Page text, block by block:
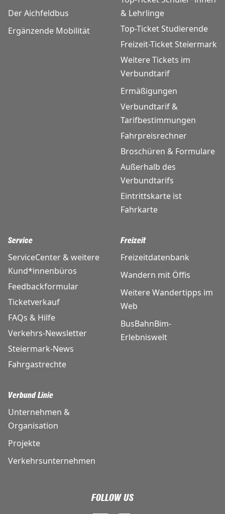
Der Aichfeldbus
Ergänzende Mobilität
& Lehrlinge
Top-Ticket Studierende
Freizeit-Ticket Steiermark
Weitere Tickets im
Verbundtarif
Ermäßigungen
Verbundtarif &
Tarifbestimmungen
Fahrpreisrechner
Broschüren & Formulare
Außerhalb des
Verbundtarifs
Eintrittskarte ist
Fahrkarte
Service
ServiceCenter & weitere
Kund*innenbüros
Feedbackformular
Ticketverkauf
FAQs & Hilfe
Verkehrs-Newsletter
Steiermark-News
Fahrgastrechte
Freizeit
Freizeitdatenbank
Wandern mit Öffis
Weitere Wandertipps im
Web
BusBahnBim-
Erlebniswelt
Verbund Linie
Unternehmen &
Organisation
Projekte
Verkehrsunternehmen
FOLLOW US